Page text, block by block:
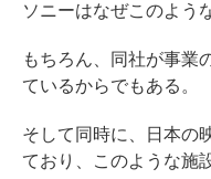
ソニーはなぜこのよう
もちろん、同社が事業
ているからでもある。
そして同時に、日本の
ており、このような施